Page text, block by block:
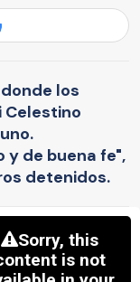
los
Celestino
y de buena fe",
detenidos.